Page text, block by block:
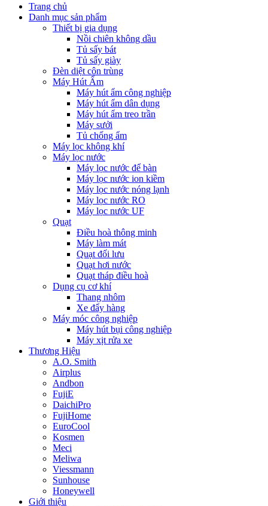
Trang chủ
Danh mục sản phẩm
Thiết bị gia dụng
Nồi chiên không dầu
Tủ sấy bát
Tủ sấy giày
Đèn diệt côn trùng
Máy Hút Ẩm
Máy hút ẩm công nghiệp
Máy hút ẩm dân dụng
Máy hút ẩm treo trần
Máy sưởi
Tủ chống ẩm
Máy lọc không khí
Máy lọc nước
Máy lọc nước để bàn
Máy lọc nước ion kiềm
Máy lọc nước nóng lạnh
Máy lọc nước RO
Máy lọc nước UF
Quạt
Điều hoà thông minh
Máy làm mát
Quạt đối lưu
Quạt hơi nước
Quạt tháp điều hoà
Dụng cụ cơ khí
Thang nhôm
Xe đẩy hàng
Máy móc công nghiệp
Máy hút bụi công nghiệp
Máy xịt rửa xe
Thương Hiệu
A.O. Smith
Airplus
Andbon
FujiE
DaichiPro
FujiHome
EuroCool
Kosmen
Meci
Meliwa
Viessmann
Sunhouse
Honeywell
Giới thiệu